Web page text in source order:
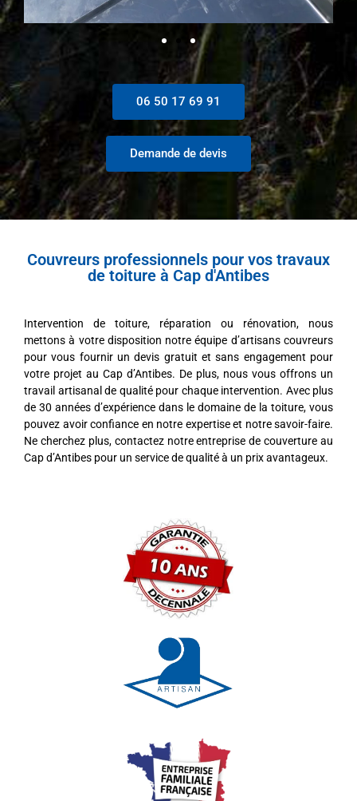
06 50 17 69 91
Demande de devis
Couvreurs professionnels pour vos travaux
de toiture à Cap d'Antibes
Intervention de toiture, réparation ou rénovation, nous
mettons à votre disposition notre équipe d’artisans couvreurs
pour vous fournir un devis gratuit et sans engagement pour
votre projet au Cap d’Antibes. De plus, nous vous offrons un
travail artisanal de qualité pour chaque intervention. Avec plus
de 30 années d’expérience dans le domaine de la toiture, vous
pouvez avoir confiance en notre expertise et notre savoir-faire.
Ne cherchez plus, contactez notre entreprise de couverture au
Cap d’Antibes pour un service de qualité à un prix avantageux.